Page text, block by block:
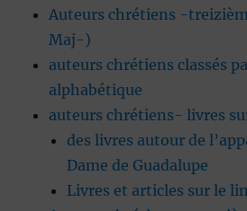
Auteurs chrétiens -
Maj-)
auteurs chrétiens classés
alphabétique
auteurs chrétiens- livres
des livres autour de
Dame de Guadalupe
Livres et articles sur le